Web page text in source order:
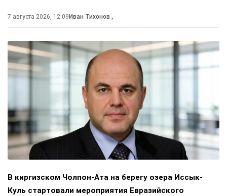
7 августа 2026, 12:09 Иван Тихонов ,
В киргизском Чолпон-Ата на берегу озера Иссык-
Куль стартовали мероприятия Евразийского